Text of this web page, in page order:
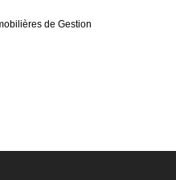
de Gestion